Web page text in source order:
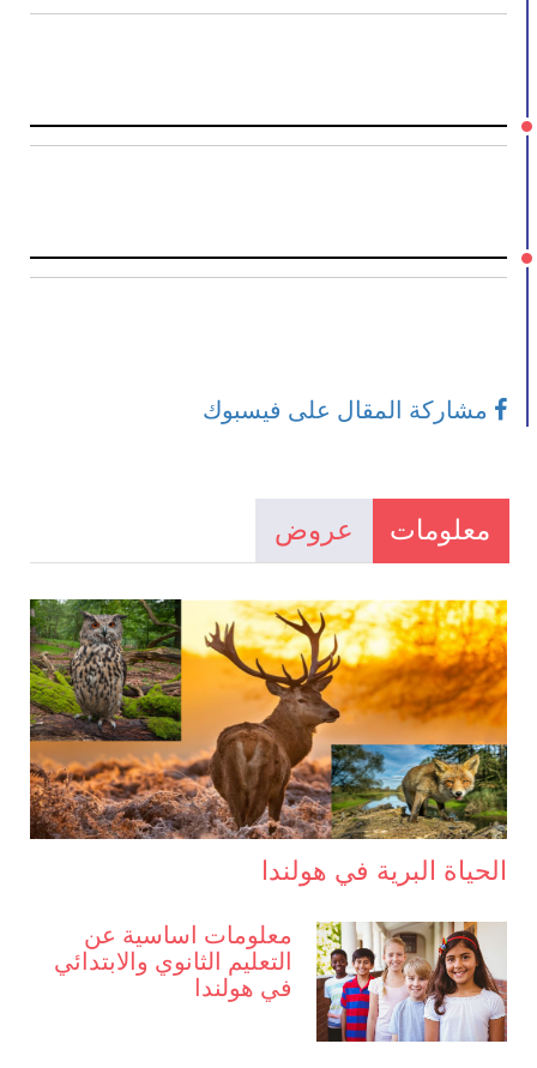
مشاركة المقال على فيسبوك
معلومات عروض
الحياة البرية في هولندا
معلومات اساسية عن
التعليم الثانوي والابتدائي
في هولندا